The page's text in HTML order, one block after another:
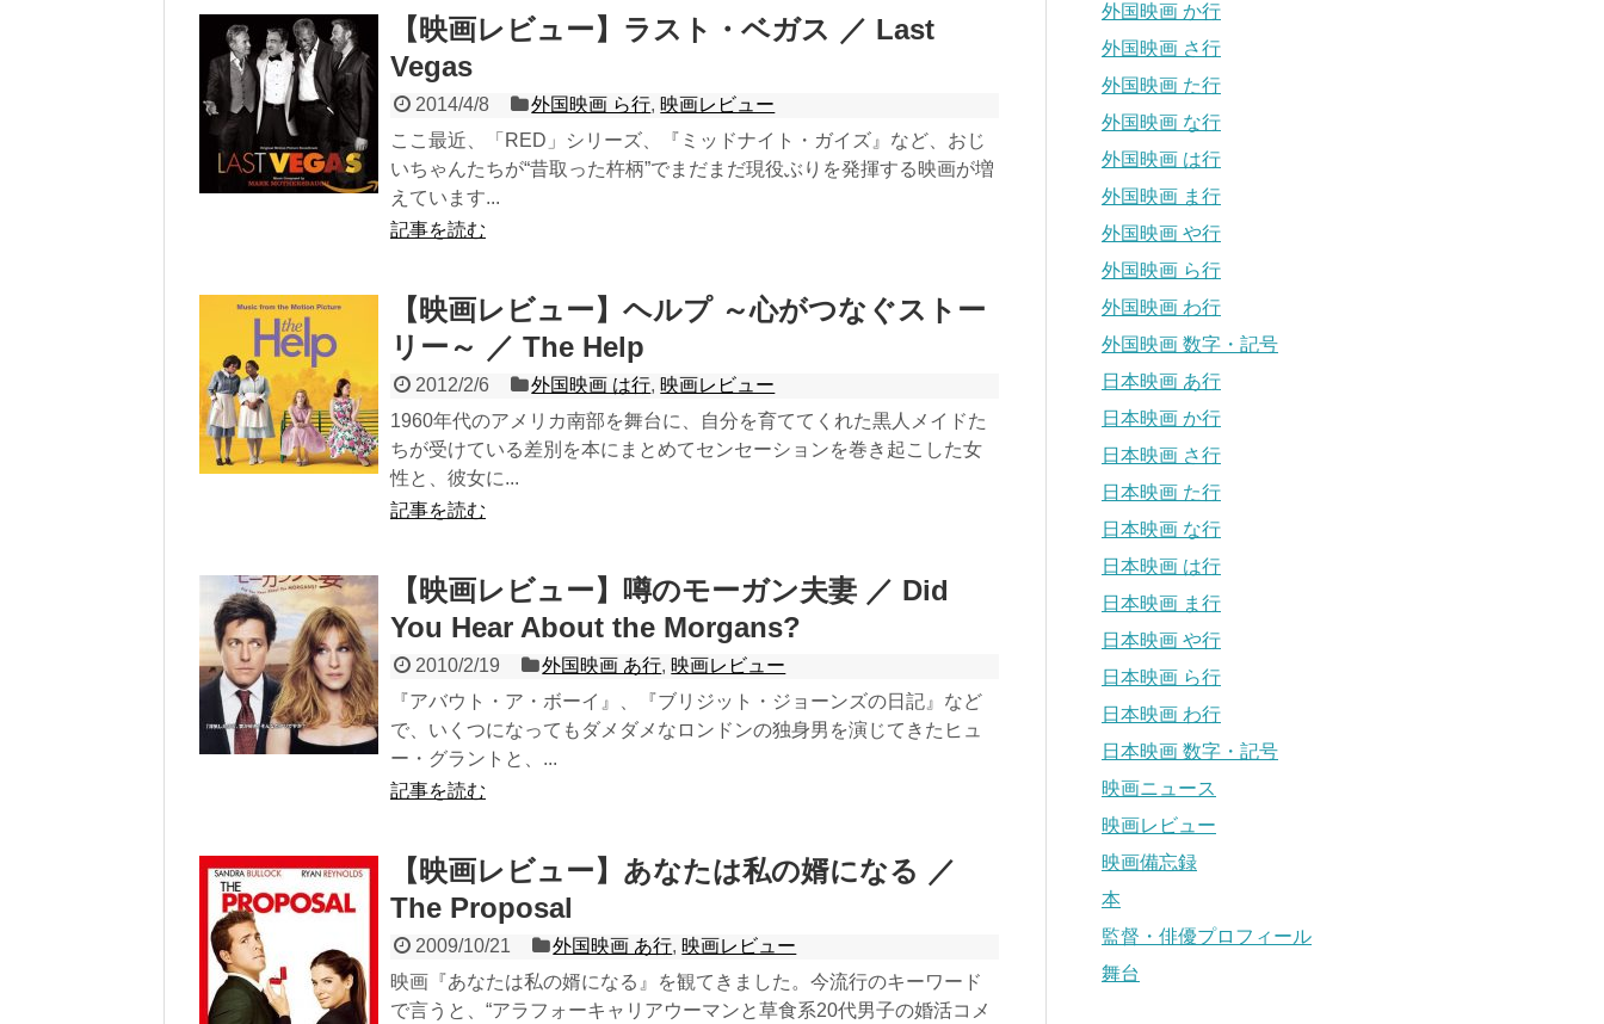
【映画レビュー】ラスト・ベガス ／ Last
Vegas
2014/4/8 外国映画 ら行, 映画レビュー
ここ最近、「RED」シリーズ、『ミッドナイト・ガイズ』など、おじ
いちゃんたちが“昔取った杵柄”でまだまだ現役ぶりを発揮する映画が増
えています...
記事を読む
【映画レビュー】ヘルプ ～心がつなぐストー
リー～ ／ The Help
2012/2/6 外国映画 は行, 映画レビュー
1960年代のアメリカ南部を舞台に、自分を育ててくれた黒人メイドた
ちが受けている差別を本にまとめてセンセーションを巻き起こした女
性と、彼女に...
記事を読む
【映画レビュー】噂のモーガン夫妻 ／ Did
You Hear About the Morgans?
2010/2/19 外国映画 あ行, 映画レビュー
『アバウト・ア・ボーイ』、『ブリジット・ジョーンズの日記』など
で、いくつになってもダメダメなロンドンの独身男を演じてきたヒュ
ー・グラントと、...
記事を読む
【映画レビュー】あなたは私の婿になる ／
The Proposal
2009/10/21 外国映画 あ行, 映画レビュー
映画『あなたは私の婿になる』を観てきました。今流行のキーワード
で言うと、“アラフォーキャリアウーマンと草食系20代男子の婚活コメ
外国映画 か行
外国映画 さ行
外国映画 た行
外国映画 な行
外国映画 は行
外国映画 ま行
外国映画 や行
外国映画 ら行
外国映画 わ行
外国映画 数字・記号
日本映画 あ行
日本映画 か行
日本映画 さ行
日本映画 た行
日本映画 な行
日本映画 は行
日本映画 ま行
日本映画 や行
日本映画 ら行
日本映画 わ行
日本映画 数字・記号
映画ニュース
映画レビュー
映画備忘録
本
監督・俳優プロフィール
舞台